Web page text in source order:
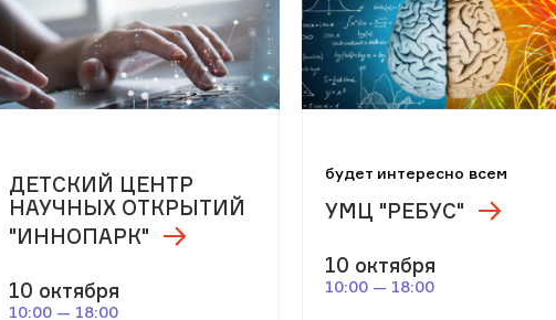
ДЕТСКИЙ ЦЕНТР
НАУЧНЫХ ОТКРЫТИЙ
"ИННОПАРК"
10 октября
10:00 — 18:00
будет интересно всем
УМЦ "РЕБУС"
10 октября
10:00 — 18:00